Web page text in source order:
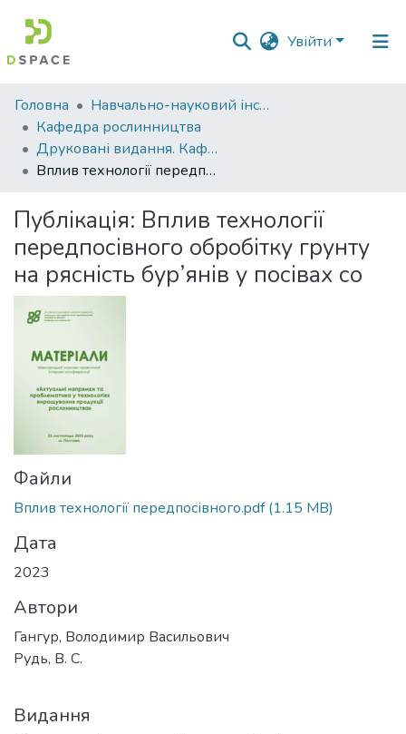
Увійти
Фонди
та
зібрання
Статистика
Головна
Навчально-науковий інститут агротехнологій, селекції та екології
Кафедра рослинництва
Друковані видання. Кафедра рослинництва
Вплив технології передпосівного обробітку грунту на рясність бур’янів у посівах со
Публікація: Вплив технології
передпосівного обробітку грунту
на рясність бур’янів у посівах со
Файли
Вплив технології передпосівного.pdf(1.15 MB)
Дата
2023
Автори
Гангур, Володимир Васильович
Рудь, В. С.
Видання